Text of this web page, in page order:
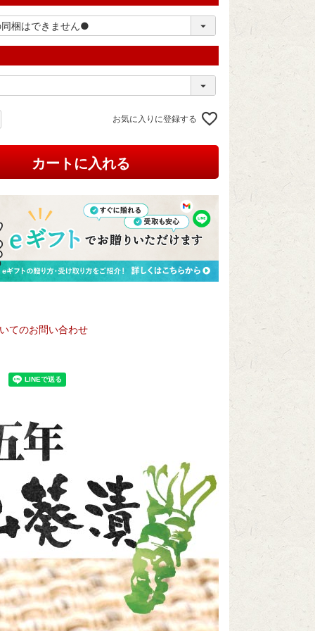
お気に入りに登録する
カートに入れる
てのお問い合わせ